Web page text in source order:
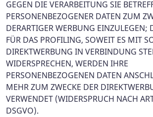
GEGEN DIE VERARBEITUNG SIE
PERSONENBEZOGENER DATEN ZUM
DERARTIGER WERBUNG EINZULEGEN;
FÜR DAS PROFILING, SOWEIT ES MIT
DIREKTWERBUNG IN VERBINDUNG
WIDERSPRECHEN, WERDEN IHRE
PERSONENBEZOGENEN DATEN
MEHR ZUM ZWECKE DER
VERWENDET (WIDERSPRUCH NACH
DSGVO).